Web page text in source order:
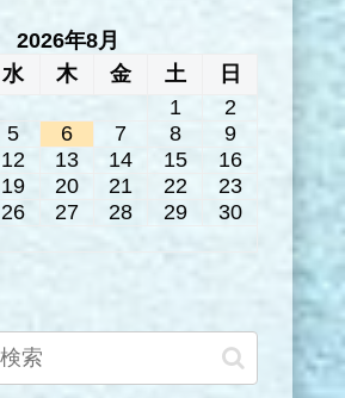
2026年8月
水 木 金 土
日
1
2
5 6 7 8
9
12 13 14 15
16
19 20 21 22
23
26 27 28 29
30